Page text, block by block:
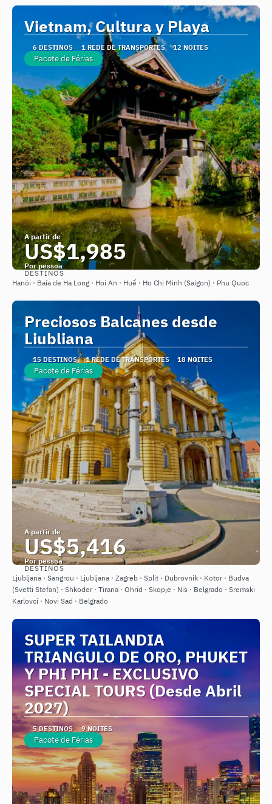
Vietnam, Cultura y Playa
6 DESTINOS 1 REDE DE TRANSPORTES 12 NOITES
Pacote de Férias
A partir de
US$1,985
Por pessoa
Saiba mais
DESTINOS
Hanói · Baía de Ha Long · Hoi An · Huế · Ho Chi Minh (Saigon) · Phu Quoc
Preciosos Balcanes desde
Liubliana
15 DESTINOS 1 REDE DE TRANSPORTES 18 NOITES
Pacote de Férias
A partir de
US$5,416
Por pessoa
Saiba mais
DESTINOS
Ljubljana · Sangrou · Ljubljana · Zagreb · Split · Dubrovnik · Kotor · Budva
(Svetti Stefan) · Shkoder · Tirana · Ohrid · Skopje · Nis · Belgrado · Sremski
Karlovci · Novi Sad · Belgrado
SUPER TAILANDIA
TRIANGULO DE ORO, PHUKET
Y PHI PHI - EXCLUSIVO
SPECIAL TOURS (Desde Abril
2027)
5 DESTINOS 9 NOITES
Pacote de Férias